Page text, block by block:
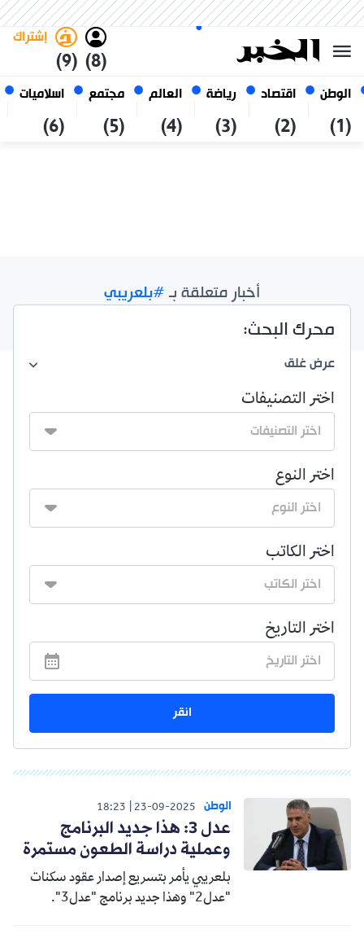
الوطن
(1)
اقتصاد
(2)
رياضة
(3)
العالم
(4)
مجتمع
(5)
اسلاميات
(6)
(8)
إشتراك
(9)
07 أغسطس 2026
الجزائر
أخبار متعلقة بـ#بلعريبي
محرك البحث:
عرضغلق
اختر التصنيفات
اختر النوع
اختر الكاتب
اختر التاريخ
انقر
الوطن 23-09-2025
18:23
عدل 3: هذا جديد البرنامج
وعملية دراسة الطعون مستمرة
بلعريبي يأمر بتسريع إصدار عقود سكنات
"عدل2" وهذا جديد برنامج "عدل3".